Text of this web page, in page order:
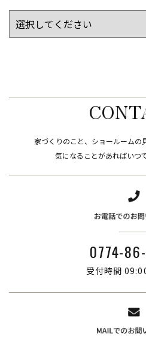
家づくりのこと、ショールームの
気になることがあればいつ
0774-
受付時間